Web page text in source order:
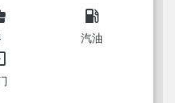
local_gas_station
汽油